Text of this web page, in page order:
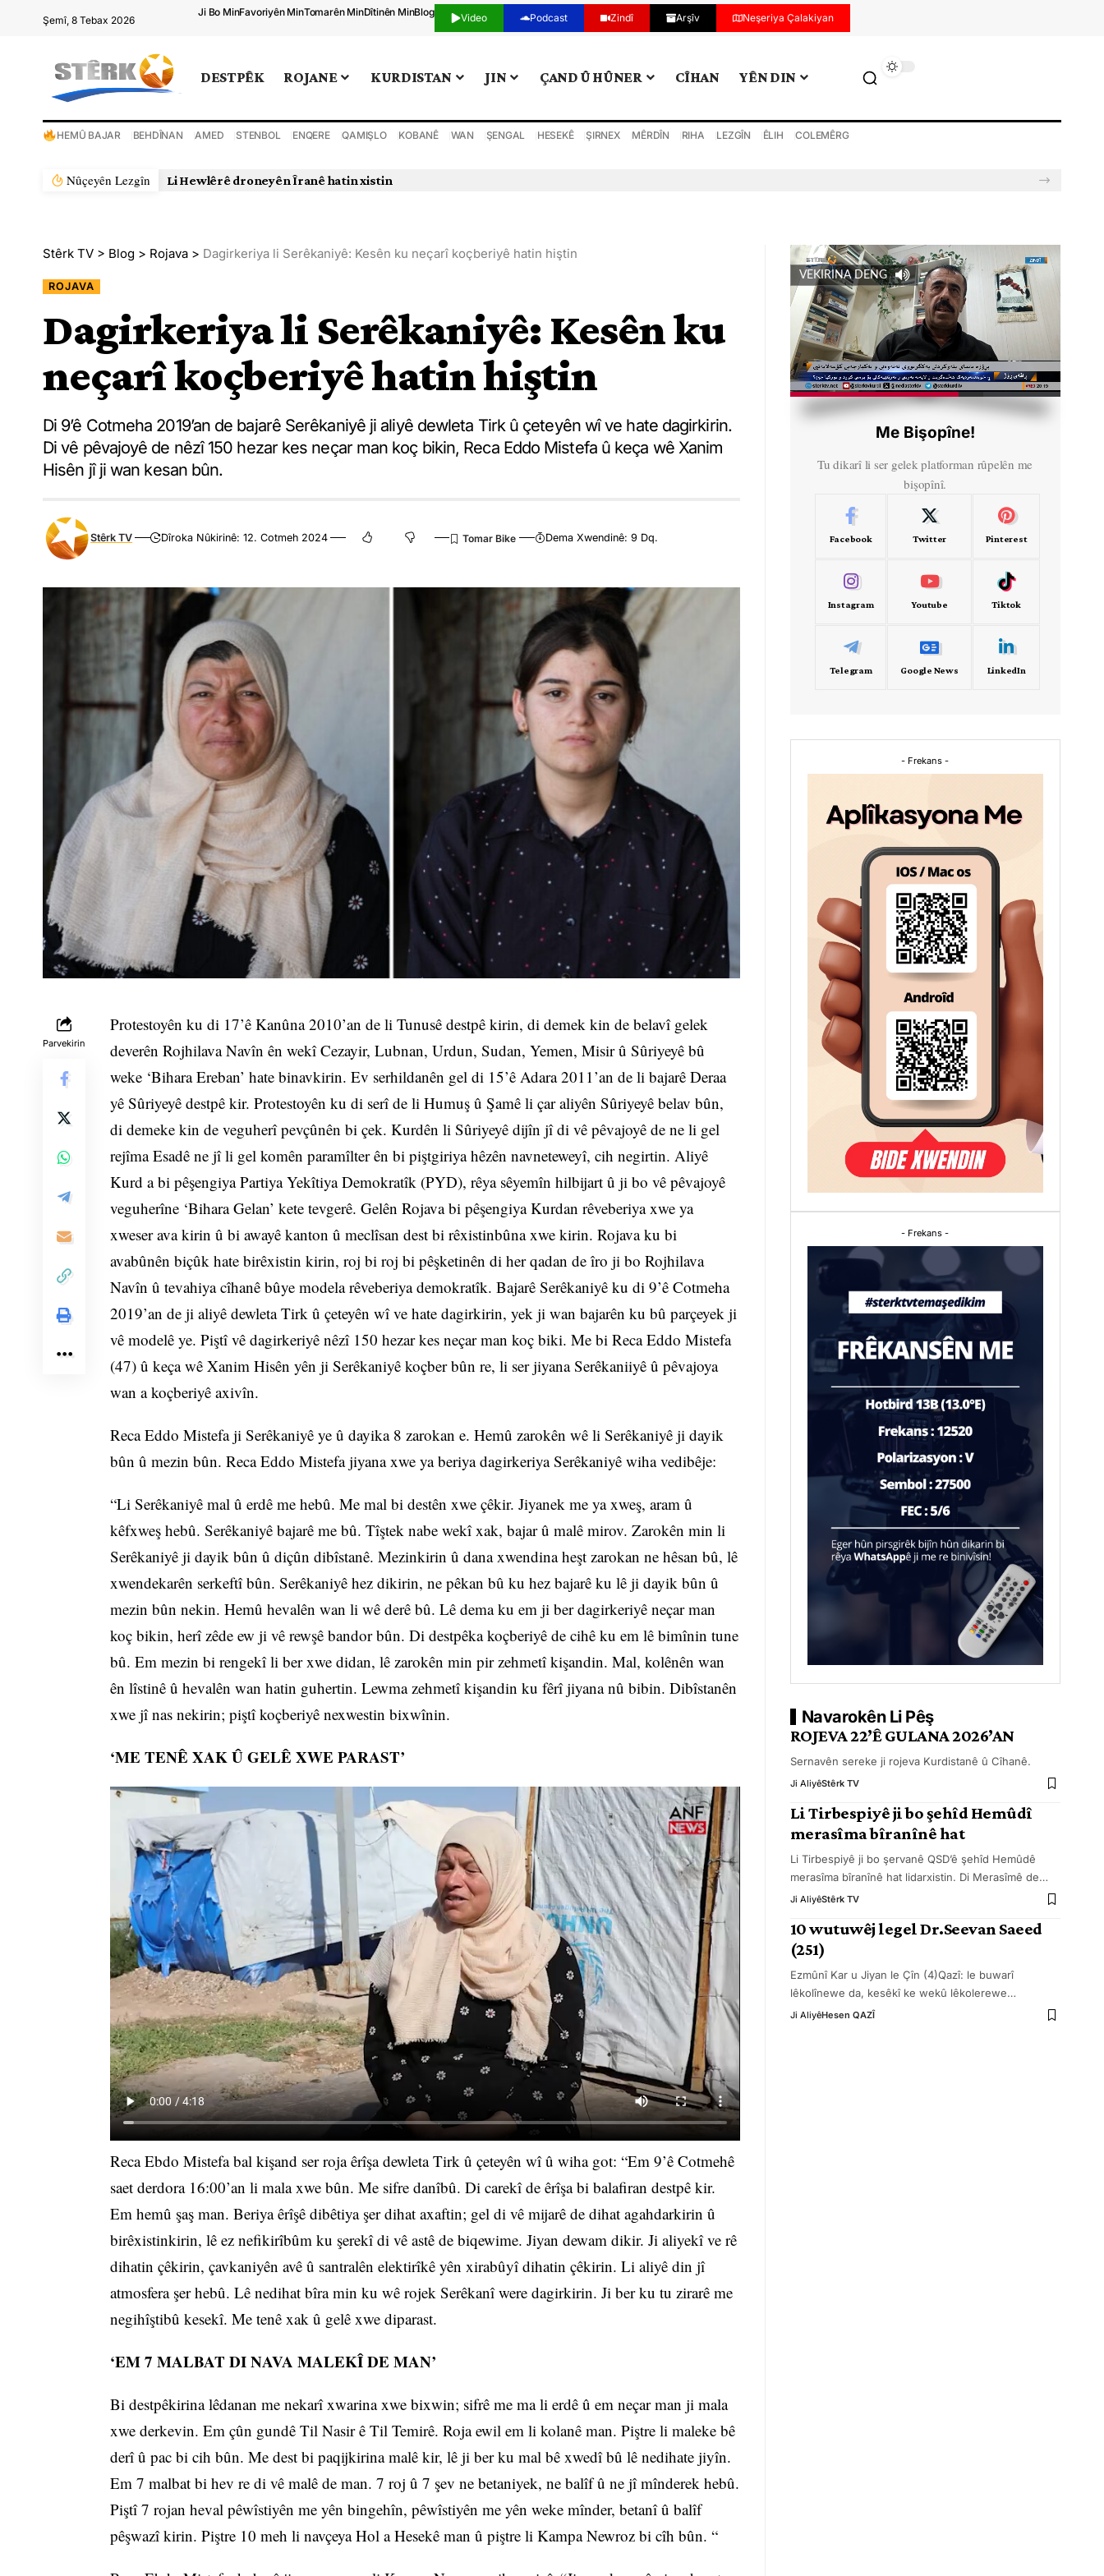
Şemî, 8 Tebax 2026
Ji Bo MinFavoriyên MinTomarên MinDîtinên MinBlog Video Podcast Zindî Arşîv Neşeriya Çalakiyan
DESTPÊK ROJANE KURDISTAN JIN ÇAND Û HÛNER CÎHAN YÊN DIN
HEMÛ BAJAR BEHDÎNAN AMED STENBOL ENQERE QAMIŞLO KOBANÊ WAN ŞENGAL HESEKÊ ŞIRNEX MÊRDÎN RIHA LEZGÎN ÊLIH COLEMÊRG
Nûçeyên Lezgîn Rejîma Îranê xwepêşanderek din bi darve kir
Stêrk TV > Blog > Rojava > Dagirkeriya li Serêkaniyê: Kesên ku neçarî koçberiyê hatin hiştin
ROJAVA
Dagirkeriya li Serêkaniyê: Kesên ku
neçarî koçberiyê hatin hiştin
Di 9’ê Cotmeha 2019’an de bajarê Serêkaniyê ji aliyê dewleta Tirk û çeteyên wî ve hate dagirkirin.
Di vê pêvajoyê de nêzî 150 hezar kes neçar man koç bikin, Reca Eddo Mistefa û keça wê Xanim
Hisên jî ji wan kesan bûn.
Stêrk TV Dîroka Nûkirinê: 12. Cotmeh 2024 Dema Xwendinê: 9 Dq.
Parvekirin
Protestoyên ku di 17’ê Kanûna 2010’an de li Tunusê destpê kirin, di demek kin de belavî gelek
deverên Rojhilava Navîn ên wekî Cezayir, Lubnan, Urdun, Sudan, Yemen, Misir û Sûriyeyê bû
weke ‘Bihara Ereban’ hate binavkirin. Ev serhildanên gel di 15’ê Adara 2011’an de li bajarê Deraa
yê Sûriyeyê destpê kir. Protestoyên ku di serî de li Humuş û Şamê li çar aliyên Sûriyeyê belav bûn,
di demeke kin de veguherî pevçûnên bi çek. Kurdên li Sûriyeyê dijîn jî di vê pêvajoyê de ne li gel
rejîma Esadê ne jî li gel komên paramîlter ên bi piştgiriya hêzên navneteweyî, cih negirtin. Aliyê
Kurd a bi pêşengiya Partiya Yekîtiya Demokratîk (PYD), rêya sêyemîn hilbijart û ji bo vê pêvajoyê
veguherîne ‘Bihara Gelan’ kete tevgerê. Gelên Rojava bi pêşengiya Kurdan rêveberiya xwe ya
xweser ava kirin û bi awayê kanton û meclîsan dest bi rêxistinbûna xwe kirin. Rojava ku bi
avabûnên biçûk hate birêxistin kirin, roj bi roj bi pêşketinên di her qadan de îro ji bo Rojhilava
Navîn û tevahiya cîhanê bûye modela rêveberiya demokratîk. Bajarê Serêkaniyê ku di 9’ê Cotmeha
2019’an de ji aliyê dewleta Tirk û çeteyên wî ve hate dagirkirin, yek ji wan bajarên ku bû parçeyek ji
vê modelê ye. Piştî vê dagirkeriyê nêzî 150 hezar kes neçar man koç biki. Me bi Reca Eddo Mistefa
(47) û keça wê Xanim Hisên yên ji Serêkaniyê koçber bûn re, li ser jiyana Serêkaniiyê û pêvajoya
wan a koçberiyê axivîn.
Reca Eddo Mistefa ji Serêkaniyê ye û dayika 8 zarokan e. Hemû zarokên wê li Serêkaniyê ji dayik
bûn û mezin bûn. Reca Eddo Mistefa jiyana xwe ya beriya dagirkeriya Serêkaniyê wiha vedibêje:
“Li Serêkaniyê mal û erdê me hebû. Me mal bi destên xwe çêkir. Jiyanek me ya xweş, aram û
kêfxweş hebû. Serêkaniyê bajarê me bû. Tîştek nabe wekî xak, bajar û malê mirov. Zarokên min li
Serêkaniyê ji dayik bûn û diçûn dibîstanê. Mezinkirin û dana xwendina heşt zarokan ne hêsan bû, lê
xwendekarên serkeftî bûn. Serêkaniyê hez dikirin, ne pêkan bû ku hez bajarê ku lê ji dayik bûn û
mezin bûn nekin. Hemû hevalên wan li wê derê bû. Lê dema ku em ji ber dagirkeriyê neçar man
koç bikin, herî zêde ew ji vê rewşê bandor bûn. Di destpêka koçberiyê de cihê ku em lê bimînin tune
bû. Em mezin bi rengekî li ber xwe didan, lê zarokên min pir zehmetî kişandin. Mal, kolênên wan
ên lîstinê û hevalên wan hatin guhertin. Lewma zehmetî kişandin ku fêrî jiyana nû bibin. Dibîstanên
xwe jî nas nekirin; piştî koçberiyê nexwestin bixwînin.
‘ME TENÊ XAK Û GELÊ XWE PARAST’
Reca Ebdo Mistefa bal kişand ser roja êrîşa dewleta Tirk û çeteyên wî û wiha got: “Em 9’ê Cotmehê
saet derdora 16:00’an li mala xwe bûn. Me sifre danîbû. Di carekî de êrîşa bi balafiran destpê kir.
Em hemû şaş man. Beriya êrîşê dibêtiya şer dihat axaftin; gel di vê mijarê de dihat agahdarkirin û
birêxistinkirin, lê ez nefikirîbûm ku şerekî di vê astê de biqewime. Jiyan dewam dikir. Ji aliyekî ve rê
dihatin çêkirin, çavkaniyên avê û santralên elektirîkê yên xirabûyî dihatin çêkirin. Li aliyê din jî
atmosfera şer hebû. Lê nedihat bîra min ku wê rojek Serêkanî were dagirkirin. Ji ber ku tu zirarê me
negihîştibû kesekî. Me tenê xak û gelê xwe diparast.
‘EM 7 MALBAT DI NAVA MALEKÎ DE MAN’
Bi destpêkirina lêdanan me nekarî xwarina xwe bixwin; sifrê me ma li erdê û em neçar man ji mala
xwe derkevin. Em çûn gundê Til Nasir ê Til Temirê. Roja ewil em li kolanê man. Piştre li maleke bê
derî û pac bi cih bûn. Me dest bi paqijkirina malê kir, lê ji ber ku mal bê xwedî bû lê nedihate jiyîn.
Em 7 malbat bi hev re di vê malê de man. 7 roj û 7 şev ne betaniyek, ne balîf û ne jî mînderek hebû.
Piştî 7 rojan heval pêwîstiyên me yên bingehîn, pêwîstiyên me yên weke mînder, betanî û balîf
pêşwazî kirin. Piştre 10 meh li navçeya Hol a Hesekê man û piştre li Kampa Newroz bi cîh bûn. “
VEKIRINA DENG
Me Bişopîne!
Tu dikarî li ser gelek platforman rûpelên me
bişopînî.
Facebook Twitter Pinterest
Instagram Youtube Tiktok
Telegram Google News LinkedIn
- Frekans -
- Frekans -
Navarokên Li Pêş
ROJEVA 22’Ê GULANA 2026’AN
Sernavên sereke ji rojeva Kurdistanê û Cîhanê.
Ji AliyêStêrk TV
Li Tirbespiyê ji bo şehîd Hemûdî
merasîma bîranînê hat
Li Tirbespiyê ji bo şervanê QSD’ê şehîd Hemûdê
merasîma bîranînê hat lidarxistin. Di Merasîmê de…
Ji AliyêStêrk TV
10 wutuwêj legel Dr.Seevan Saeed
(251)
Ezmûnî Kar u Jiyan le Çîn (4)Qazî: le buwarî
lêkolînewe da, kesêkî ke wekû lêkolerewe…
Ji AliyêHesen QAZÎ